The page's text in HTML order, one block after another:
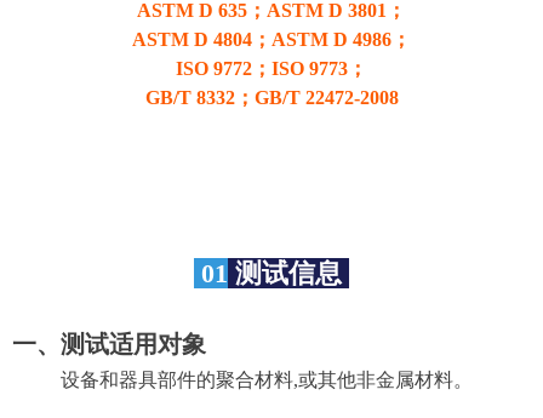
ASTM D 635；ASTM D 3801；
ASTM D 4804；ASTM D 4986；
ISO 9772；ISO 9773；
GB/T 8332；GB/T 22472-2008
01 测试信息
一、测试适用对象
设备和器具部件的聚合材料,或其他非金属材料。